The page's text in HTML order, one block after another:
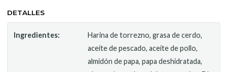
DETALLES
Ingredientes:
Harina de torrezno, grasa de cerdo,
aceite de pescado, aceite de pollo,
almidón de papa, papa deshidratada,